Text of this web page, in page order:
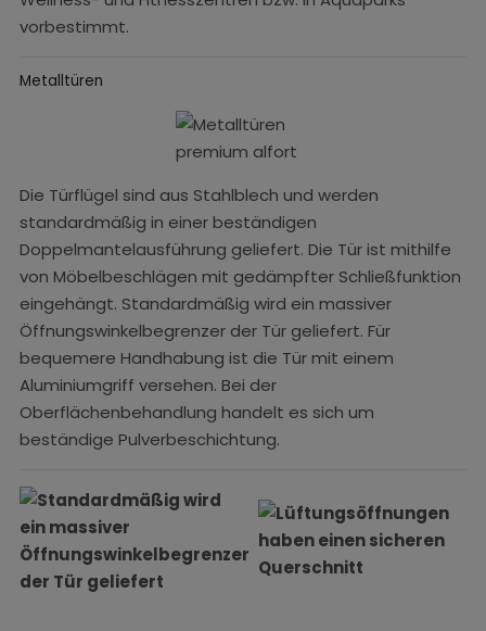
vorbestimmt.
Metalltüren
Die Türflügel sind aus Stahlblech und werden
standardmäßig in einer beständigen
Doppelmantelausführung geliefert. Die Tür ist mithilfe
von Möbelbeschlägen mit gedämpfter Schließfunktion
eingehängt. Standardmäßig wird ein massiver
Öffnungswinkelbegrenzer der Tür geliefert. Für
bequemere Handhabung ist die Tür mit einem
Aluminiumgriff versehen. Bei der
Oberflächenbehandlung handelt es sich um
beständige Pulverbeschichtung.